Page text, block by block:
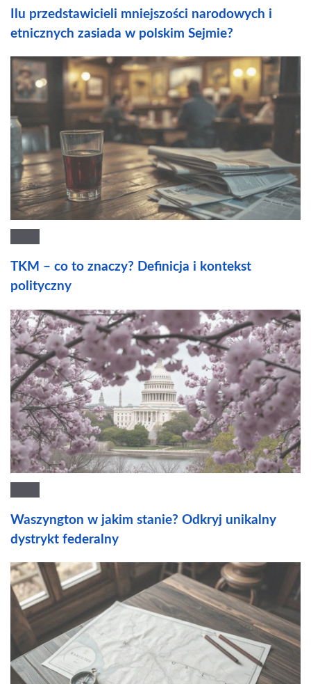
Ilu przedstawicieli mniejszości narodowych i
etnicznych zasiada w polskim Sejmie?
TKM – co to znaczy? Definicja i kontekst
polityczny
Waszyngton w jakim stanie? Odkryj unikalny
dystrykt federalny